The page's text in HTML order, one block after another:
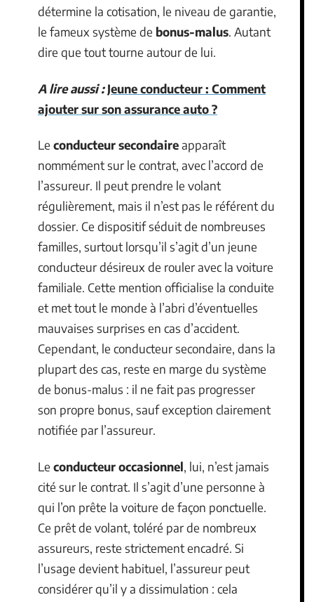
détermine la cotisation, le niveau de garantie,
le fameux système de bonus-malus. Autant
dire que tout tourne autour de lui.
A lire aussi : Jeune conducteur : Comment
ajouter sur son assurance auto ?
Le conducteur secondaireapparaît
nommément sur le contrat, avec l’accord de
l’assureur. Il peut prendre le volant
régulièrement, mais il n’est pas le référent du
dossier. Ce dispositif séduit de nombreuses
familles, surtout lorsqu’il s’agit d’un jeune
conducteur désireux de rouler avec la voiture
familiale. Cette mention officialise la conduite
et met tout le monde à l’abri d’éventuelles
mauvaises surprises en cas d’accident.
Cependant, le conducteur secondaire, dans la
plupart des cas, reste en marge du système
de bonus-malus : il ne fait pas progresser
son propre bonus, sauf exception clairement
notifiée par l’assureur.
Le conducteur occasionnel, lui, n’est jamais
cité sur le contrat. Il s’agit d’une personne à
qui l’on prête la voiture de façon ponctuelle.
Ce prêt de volant, toléré par de nombreux
assureurs, reste strictement encadré. Si
l’usage devient habituel, l’assureur peut
considérer qu’il y a dissimulation : cela